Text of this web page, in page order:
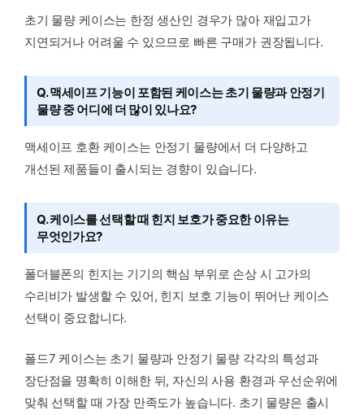
초기 물량 케이스는 한정 생산인 경우가 많아 재입고가
지연되거나 어려울 수 있으므로 빠른 구매가 권장됩니다.
Q. 맥세이프 기능이 포함된 케이스는 초기 물량과 안정기
물량 중 어디에 더 많이 있나요?
맥세이프 호환 케이스는 안정기 물량에서 더 다양하고
개선된 제품들이 출시되는 경향이 있습니다.
Q. 케이스를 선택할 때 힌지 보호가 중요한 이유는
무엇인가요?
폴더블폰의 힌지는 기기의 핵심 부위로 손상 시 고가의
수리비가 발생할 수 있어, 힌지 보호 기능이 뛰어난 케이스
선택이 중요합니다.
폴드7 케이스는 초기 물량과 안정기 물량 각각의 특성과
장단점을 명확히 이해한 뒤, 자신의 사용 환경과 우선순위에
맞춰 선택할 때 가장 만족도가 높습니다. 초기 물량은 출시